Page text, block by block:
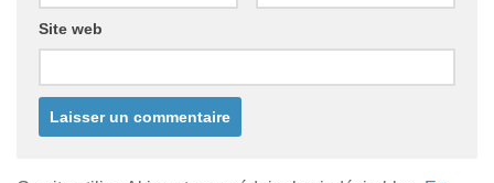
Site web